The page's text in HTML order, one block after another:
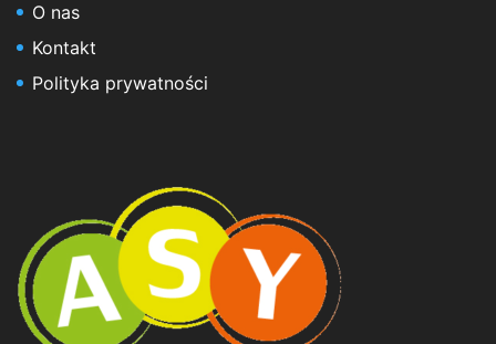
O nas
Kontakt
Polityka prywatności